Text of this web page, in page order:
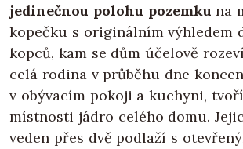
jedinečnou polohu pozemku na
kopečku s originálním výhledem
kopců, kam se dům účelově
celá rodina v průběhu dne
v obývacím pokoji a kuchyni,
místnosti jádro celého domu.
veden přes dvě podlaží s